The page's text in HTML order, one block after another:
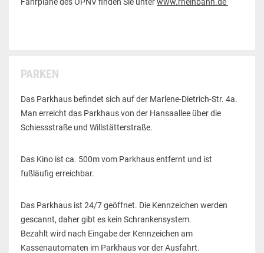
PARKEN
Das Parkhaus befindet sich auf der Marlene-Dietrich-Str. 4a.
Man erreicht das Parkhaus von der Hansaallee über die
Schiessstraße und Willstätterstraße.
Das Kino ist ca. 500m vom Parkhaus entfernt und ist
fußläufig erreichbar.
Das Parkhaus ist 24/7 geöffnet. Die Kennzeichen werden
gescannt, daher gibt es kein Schrankensystem.
Bezahlt wird nach Eingabe der Kennzeichen am
Kassenautomaten im Parkhaus vor der Ausfahrt.